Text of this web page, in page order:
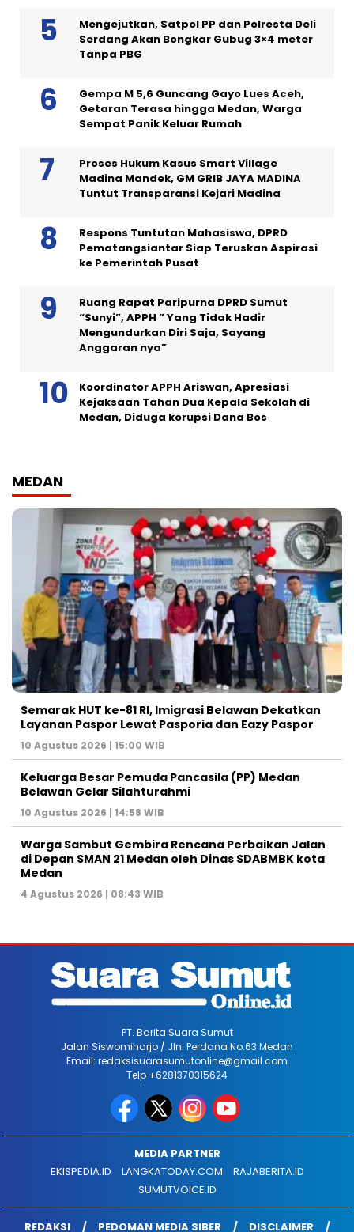
Mengejutkan, Satpol PP dan Polresta Deli
Serdang Akan Bongkar Gubug 3×4 meter
Tanpa PBG
Gempa M 5,6 Guncang Gayo Lues Aceh,
Getaran Terasa hingga Medan, Warga
Sempat Panik Keluar Rumah
Proses Hukum Kasus Smart Village
Madina Mandek, GM GRIB JAYA MADINA
Tuntut Transparansi Kejari Madina
Respons Tuntutan Mahasiswa, DPRD
Pematangsiantar Siap Teruskan Aspirasi
ke Pemerintah Pusat
Ruang Rapat Paripurna DPRD Sumut
“Sunyi”, APPH ” Yang Tidak Hadir
Mengundurkan Diri Saja, Sayang
Anggaran nya”
Koordinator APPH Ariswan, Apresiasi
Kejaksaan Tahan Dua Kepala Sekolah di
Medan, Diduga korupsi Dana Bos
MEDAN
Semarak HUT ke-81 RI, Imigrasi Belawan Dekatkan
Layanan Paspor Lewat Pasporia dan Eazy Paspor
10 Agustus 2026 | 15:00 WIB
Keluarga Besar Pemuda Pancasila (PP) Medan
Belawan Gelar Silahturahmi
10 Agustus 2026 | 14:58 WIB
Warga Sambut Gembira Rencana Perbaikan Jalan
di Depan SMAN 21 Medan oleh Dinas SDABMBK kota
Medan
4 Agustus 2026 | 08:43 WIB
PT. Barita Suara Sumut
Jalan Siswomiharjo / Jln. Perdana No.63 Medan
Email: redaksisuarasumutonline@gmail.com
Telp +6281370315624
MEDIA PARTNER
EKISPEDIA.ID
LANGKATODAY.COM
RAJABERITA.ID
SUMUTVOICE.ID
REDAKSI PEDOMAN MEDIA SIBER DISCLAIMER